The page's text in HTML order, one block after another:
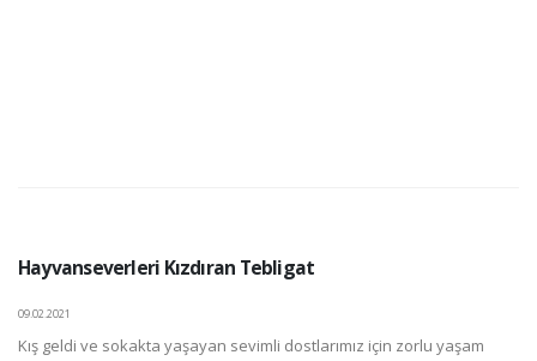
Hayvanseverleri Kızdıran Tebligat
09.02.2021
Kış geldi ve sokakta yaşayan sevimli dostlarımız için zorlu yaşam